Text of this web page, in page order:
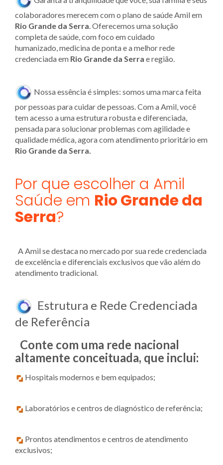
colaboradores merecem com o plano de saúde Amil em
Rio Grande da Serra. Oferecemos uma solução
completa de saúde, com foco em cuidado
humanizado, medicina de ponta e a melhor rede
credenciada em Rio Grande da Serra e região.
Nossa essência é simples: somos uma marca feita
por pessoas para cuidar de pessoas. Com a Amil, você
tem acesso a uma estrutura robusta e diferenciada,
pensada para solucionar problemas com agilidade e
qualidade médica, agora com atendimento prioritário em
Rio Grande da Serra.
Por que escolher a Amil
Saúde em Rio Grande da
Serra?
A Amil se destaca no mercado por sua rede credenciada
de excelência e diferenciais exclusivos que vão além do
atendimento tradicional.
Estrutura e Rede Credenciada
de Referência
Conte com uma rede nacional
altamente conceituada, que inclui:
Hospitais modernos e bem equipados;
Laboratórios e centros de diagnóstico de referência;
Prontos atendimentos e centros de atendimento
exclusivos;